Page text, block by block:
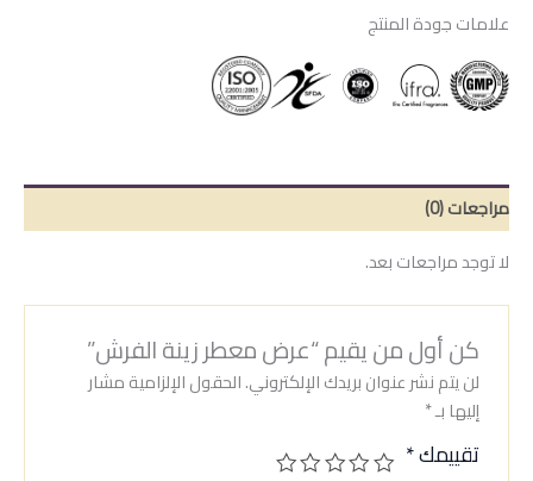
علامات جودة المنتج
مراجعات (0)
لا توجد مراجعات بعد.
كن أول من يقيم “عرض معطر زينة الفرش”
لن يتم نشر عنوان بريدك الإلكتروني.الحقول الإلزامية مشار
إليها بـ*
تقييمك*